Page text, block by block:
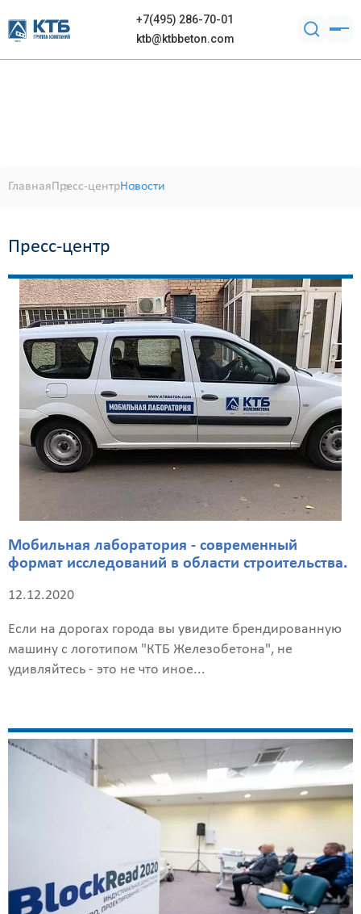
+7(495) 286-70-01
ktb@ktbbeton.com
ГлавнаяПресс-центрНовости
Пресс-центр
Мобильная лаборатория - современный
формат исследований в области строительства.
12.12.2020
Если на дорогах города вы увидите брендированную
машину с логотипом "КТБ Железобетона", не
удивляйтесь - это не что иное...